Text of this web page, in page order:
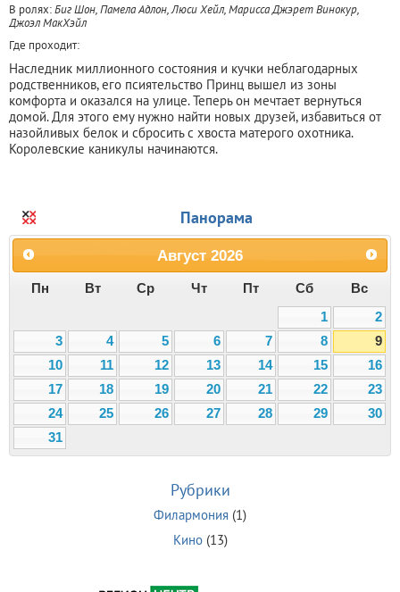
В ролях:Биг Шон, Памела Адлон, Люси Хейл, Марисса Джэрет Винокур,
Джоэл МакХэйл
Где проходит:
Наследник миллионного состояния и кучки неблагодарных
родственников, его псиятельство Принц вышел из зоны
комфорта и оказался на улице. Теперь он мечтает вернуться
домой. Для этого ему нужно найти новых друзей, избавиться от
назойливых белок и сбросить с хвоста матерого охотника.
Королевские каникулы начинаются.
Панорама
Август 2026
Пн Вт Ср Чт Пт Сб
Вс
1
2
3
4 5 6 7 8
9
10
11 12 13 14 15
16
17
18 19 20 21 22
23
24
25 26 27 28 29
30
31
Рубрики
Филармония (1)
Кино(13)